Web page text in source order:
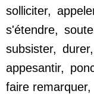
solliciter,
s'étendre,
subsister, durer,
appesantir,
faire remarquer,